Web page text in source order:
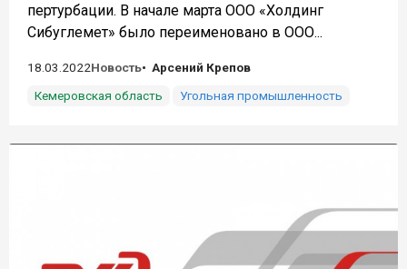
пертурбации. В начале марта ООО «Холдинг
Сибуглемет» было переименовано в ООО...
18.03.2022Новость
Арсений Крепов
Кемеровская область
Угольная промышленность